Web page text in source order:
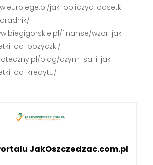
jak-obliczyc-odsetki-
finanse/wzor-jak-
od-pozyczki/
blog/czym-sa-i-jak-
od-kredytu/
JakOszczedzac.com.pl